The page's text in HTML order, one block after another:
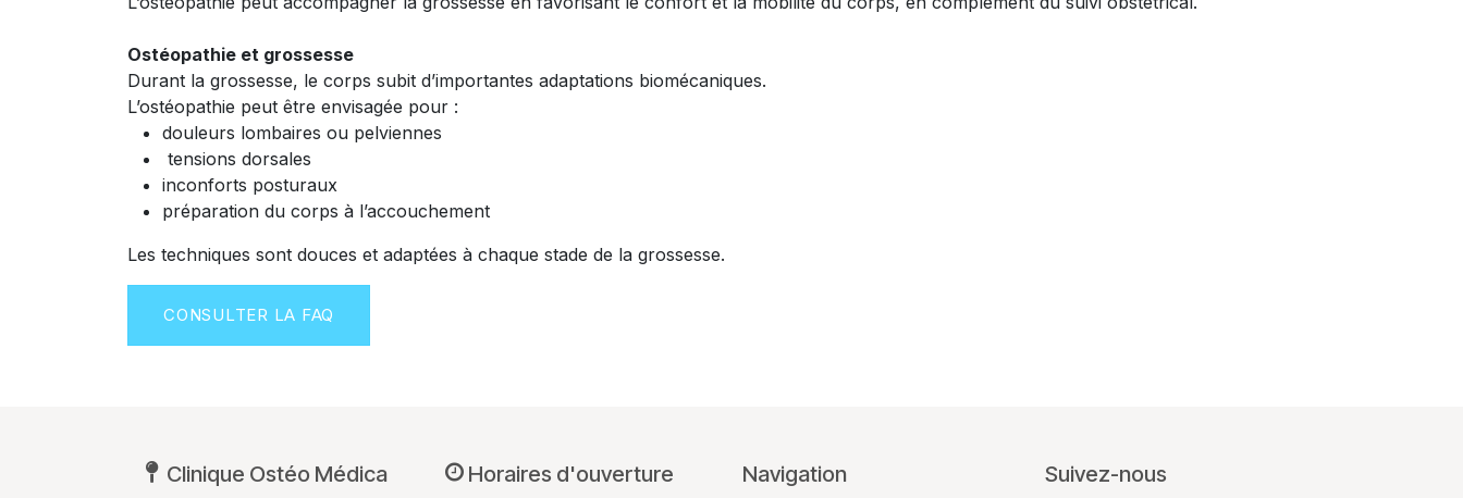
Ostéopathie et grossesse
Durant la grossesse, le corps subit d’importantes adaptations biomécaniques.
L’ostéopathie peut être envisagée pour :
douleurs lombaires ou pelviennes
tensions dorsales
inconforts posturaux
préparation du corps à l’accouchement
Les techniques sont douces et adaptées à chaque stade de la grossesse.
CONSULTER LA FAQ
Clinique Ostéo Médica Horaires d'ouverture Navigation Suivez-nous